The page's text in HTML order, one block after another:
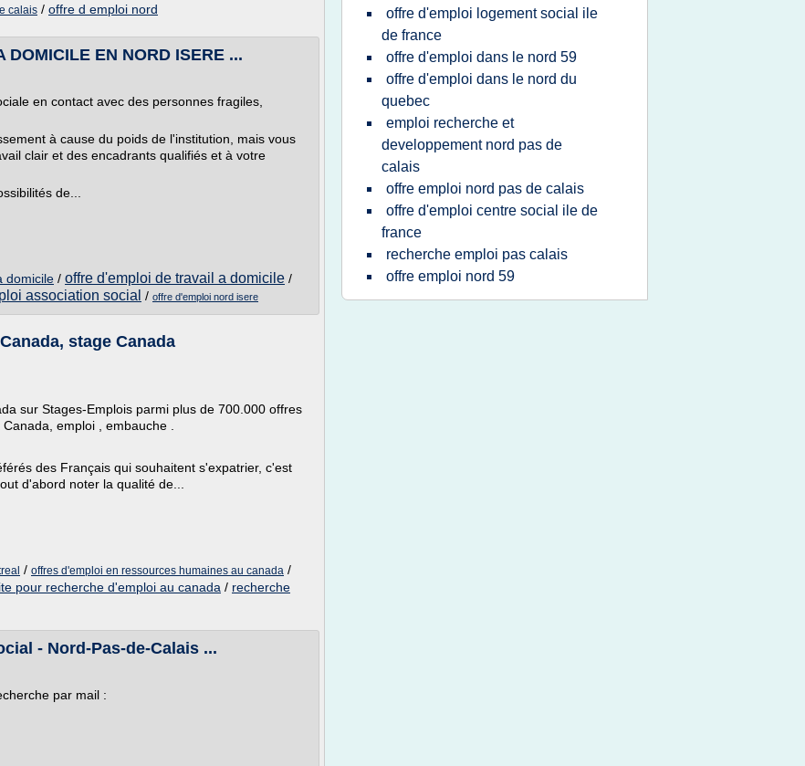
calais / offre d emploi nord
DOMICILE EN NORD ISERE ...
en contact avec des personnes fragiles,
à cause du poids de l'institution, mais vous
clair et des encadrants qualifiés et à votre
de...
domicile / offre d'emploi de travail a domicile /
association social / offre d'emploi nord isere
stage Canada
sur Stages-Emplois parmi plus de 700.000 offres
emploi , embauche .
des Français qui souhaitent s'expatrier, c'est
d'abord noter la qualité de...
/ offres d'emploi en ressources humaines au canada /
pour recherche d'emploi au canada / recherche
- Nord-Pas-de-Calais ...
par mail :
offre d'emploi logement social ile
de france
offre d'emploi dans le nord 59
offre d'emploi dans le nord du
quebec
emploi recherche et
developpement nord pas de
calais
offre emploi nord pas de calais
offre d'emploi centre social ile de
france
recherche emploi pas calais
offre emploi nord 59